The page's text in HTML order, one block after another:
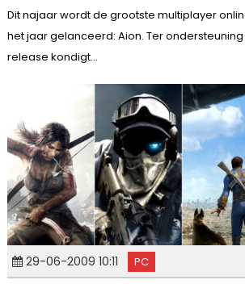
Dit najaar wordt de grootste multiplayer
het jaar gelanceerd: Aion. Ter
release kondigt...
29-06-2009 10:11 PC